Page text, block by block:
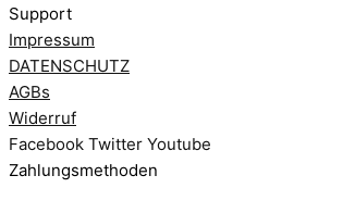
Support
Impressum
DATENSCHUTZ
AGBs
Widerruf
Facebook Twitter Youtube
Zahlungsmethoden